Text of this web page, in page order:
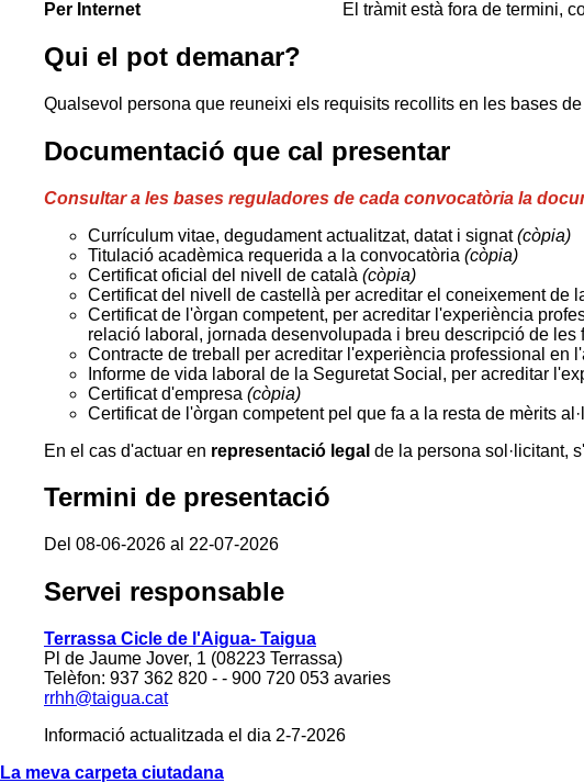
Per Internet El tràmit està fora de termini,
Qui el pot demanar?
Qualsevol persona que reuneixi els requisits recollits en les bases
Documentació que cal presentar
Consultar a les bases reguladores de cada convocatòria la
Currículum vitae, degudament actualitzat, datat i signat(còpia)
Titulació acadèmica requerida a la convocatòria (còpia)
Certificat oficial del nivell de català (còpia)
Certificat del nivell de castellà per acreditar el coneixement
Certificat de l'òrgan competent, per acreditar l'experiència
relació laboral, jornada desenvolupada i breu descripció de les
Contracte de treball per acreditar l'experiència professional en
Informe de vida laboral de la Seguretat Social, per acreditar
Certificat d'empresa (còpia)
Certificat de l'òrgan competent pel que fa a la resta de mèrits
En el cas d'actuar en representació legal de la persona sol·licitant,
Termini de presentació
Del 08-06-2026 al 22-07-2026
Servei responsable
Terrassa Cicle de l'Aigua- Taigua
Pl de Jaume Jover, 1 (08223 Terrassa)
Telèfon: 937 362 820 - - 900 720 053 avaries
rrhh@taigua.cat
Informació actualitzada el dia 2-7-2026
La meva carpeta ciutadana